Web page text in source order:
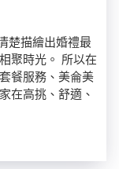
楚描繪出婚禮最
聚時光。 所以在
餐服務、美侖美
在高挑、舒適、